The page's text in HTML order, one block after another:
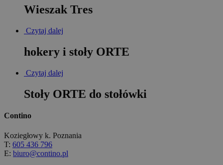
Wieszak Tres
Czytaj dalej
hokery i stoły ORTE
Czytaj dalej
Stoły ORTE do stołówki
Contino
Koziegłowy k. Poznania
T: 605 436 796
E: biuro@contino.pl